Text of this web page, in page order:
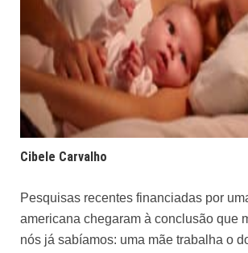
Cibele Carvalho
Pesquisas recentes financiadas por
americana chegaram à conclusão que
nós já sabíamos: uma mãe trabalha o